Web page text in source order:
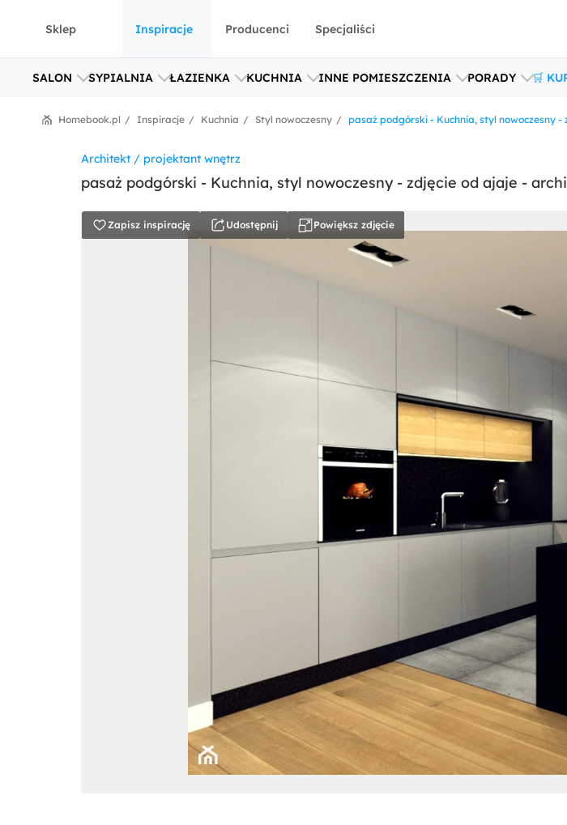
Sklep Inspiracje
SALON SYPIALNIA ŁAZIENKA KUCHNIA INNE POMIESZCZENIA PORADY 🛒
Producenci Specjaliści
pasaż podgórski - Kuchnia, styl nowoczesny
Styl nowoczesny
Kuchnia
Inspiracje
Homebook.pl
Architekt / projektant wnętrz
pasaż podgórski - Kuchnia, styl nowoczesny - zdjęcie od ajaje -
Zapisz inspirację Udostępnij Powiększ zdjęcie